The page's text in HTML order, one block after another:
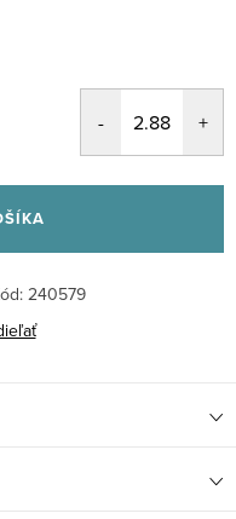
240579